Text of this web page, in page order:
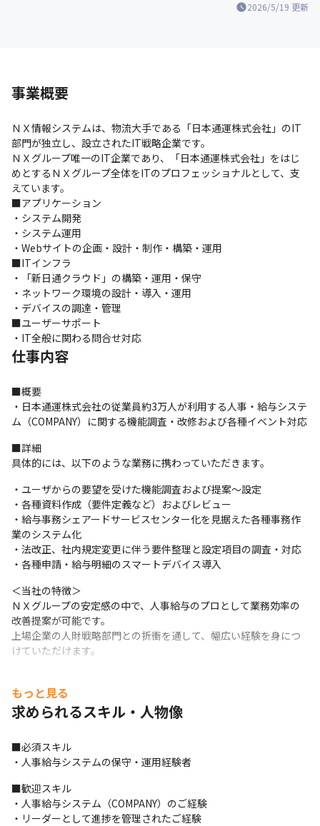
2026/5/19 更新
事業概要
ＮＸ情報システムは、物流大手である「日本通運株式会社」のIT
部門が独立し、設立されたIT戦略企業です。
ＮＸグループ唯一のIT企業であり、「日本通運株式会社」をはじ
めとするＮＸグループ全体をITのプロフェッショナルとして、支
えています。
■アプリケーション
・システム開発
・システム運用
・Webサイトの企画・設計・制作・構築・運用
■ITインフラ
・「新日通クラウド」の構築・運用・保守
・ネットワーク環境の設計・導入・運用
・デバイスの調達・管理
■ユーザーサポート
・IT全般に関わる問合せ対応
仕事内容
■概要
・日本通運株式会社の従業員約3万人が利用する人事・給与システ
ム（COMPANY）に関する機能調査・改修および各種イベント対応
■詳細
具体的には、以下のような業務に携わっていただきます。
・ユーザからの要望を受けた機能調査および提案～設定
・各種資料作成（要件定義など）およびレビュー
・給与事務シェアードサービスセンター化を見据えた各種事務作
業のシステム化
・法改正、社内規定変更に伴う要件整理と設定項目の調査・対応
・各種申請・給与明細のスマートデバイス導入
＜当社の特徴＞
ＮＸグループの安定感の中で、人事給与のプロとして業務効率の
改善提案が可能です。
上場企業の人財戦略部門との折衝を通して、幅広い経験を身につ
けていただけます。
しており、
人事給与システムに関しても数年以内に大幅な改修が見込まれて
います。
れた方には、
裁量をもって積極的に要件定義などの上流工程にも携わっていた
だきたいと考えております。
もっと見る
求められるスキル・人物像
■必須スキル
・人事給与システムの保守・運用経験者
■歓迎スキル
・人事給与システム（COMPANY）のご経験
・リーダーとして進捗を管理されたご経験